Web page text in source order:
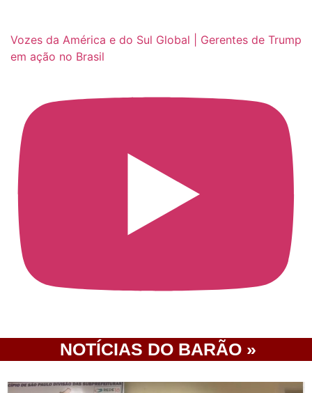
Vozes da América e do Sul Global | Gerentes de Trump
em ação no Brasil
NOTÍCIAS DO BARÃO »